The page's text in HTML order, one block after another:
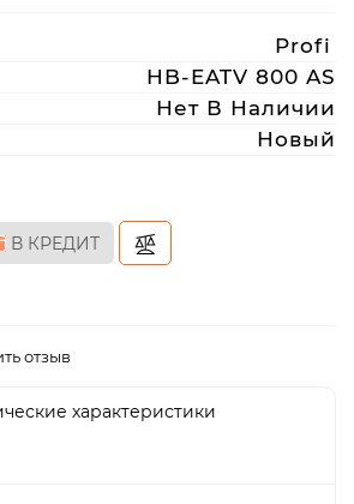
Profi
HB-EATV 800 AS
Нет В Наличии
Новый
В КРЕДИТ
отзыв
характеристики